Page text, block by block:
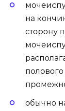
на
сторону
обычно